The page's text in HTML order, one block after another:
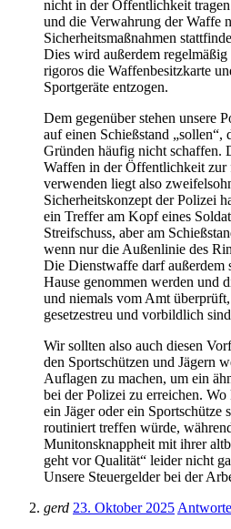
nicht in der Öffentlichkeit
und die Verwahrung der Waffe
Sicherheitsmaßnahmen
Dies wird außerdem
rigoros die Waffenbesitzkarte
Sportgeräte entzogen.
Dem gegenüber stehen unsere
auf einen Schießstand „sollen“,
Gründen häufig nicht schaffen.
Waffen in der Öffentlichkeit zur
verwenden liegt also
Sicherheitskonzept der Polizei
ein Treffer am Kopf eines
Streifschuss, aber am
wenn nur die Außenlinie des
Die Dienstwaffe darf außerdem
Hause genommen werden und
und niemals vom Amt
gesetzestreu und vorbildlich
Wir sollten also auch diesen
den Sportschützen und Jägern
Auflagen zu machen, um ein
bei der Polizei zu erreichen.
ein Jäger oder ein Sportschütze
routiniert treffen würde,
Munitonsknappheit mit ihrer
geht vor Qualität“ leider nicht
Unsere Steuergelder bei der
gerd 23. Oktober 2025